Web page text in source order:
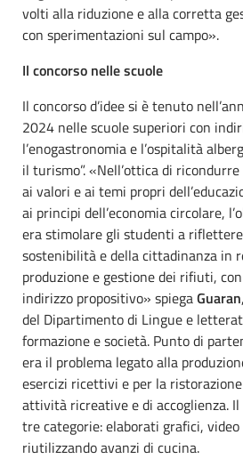
volti alla riduzione e alla corretta
con sperimentazioni sul campo».
Il concorso nelle scuole
Il concorso d’idee si è tenuto
2024 nelle scuole superiori con
l’enogastronomia e l’ospitalità
il turismo”. «Nell’ottica di
ai valori e ai temi propri
ai principi dell’economia circolare,
era stimolare gli studenti a
sostenibilità e della cittadinanza in
produzione e gestione dei rifiuti,
indirizzo propositivo» spiegaGuaran
del Dipartimento di Lingue e
formazione e società. Punto di
era il problema legato alla
esercizi ricettivi e per la
attività ricreative e di accoglienza. Il
tre categorie: elaborati grafici,
riutilizzando avanzi di cucina.